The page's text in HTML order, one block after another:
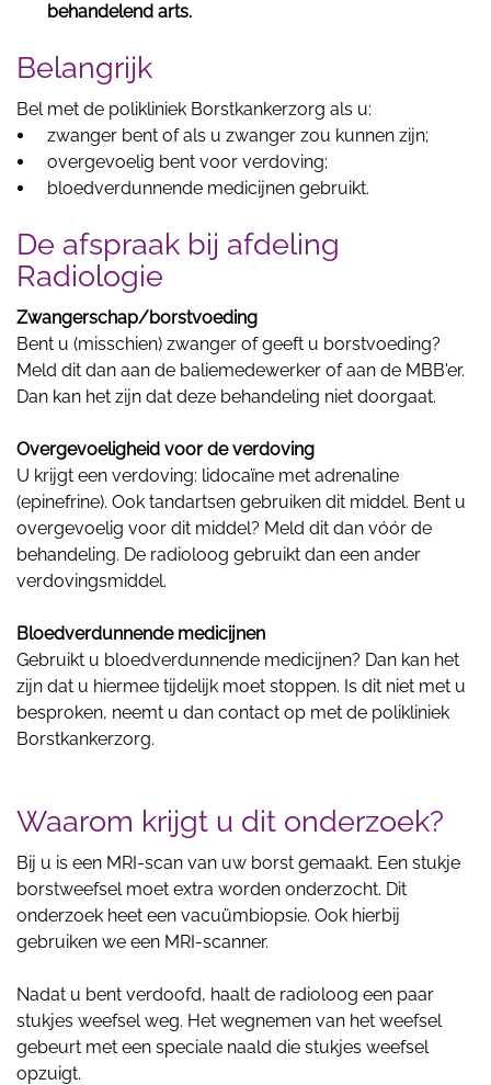
behandelend arts.
Belangrijk
Bel met de polikliniek Borstkankerzorg als u:
zwanger bent of als u zwanger zou kunnen zijn;
overgevoelig bent voor verdoving;
bloedverdunnende medicijnen gebruikt.
De afspraak bij afdeling
Radiologie
Zwangerschap/borstvoeding
Bent u (misschien) zwanger of geeft u borstvoeding?
Meld dit dan aan de baliemedewerker of aan de MBB'er.
Dan kan het zijn dat deze behandeling niet doorgaat.
Overgevoeligheid voor de verdoving
U krijgt een verdoving: lidocaïne met adrenaline
(epinefrine). Ook tandartsen gebruiken dit middel. Bent u
overgevoelig voor dit middel? Meld dit dan vóór de
behandeling. De radioloog gebruikt dan een ander
verdovingsmiddel.
Bloedverdunnende medicijnen
Gebruikt u bloedverdunnende medicijnen? Dan kan het
zijn dat u hiermee tijdelijk moet stoppen. Is dit niet met u
besproken, neemt u dan contact op met de polikliniek
Borstkankerzorg.
Waarom krijgt u dit onderzoek?
Bij u is een MRI-scan van uw borst gemaakt. Een stukje
borstweefsel moet extra worden onderzocht. Dit
onderzoek heet een vacuümbiopsie. Ook hierbij
gebruiken we een MRI-scanner.
Nadat u bent verdoofd, haalt de radioloog een paar
stukjes weefsel weg. Het wegnemen van het weefsel
gebeurt met een speciale naald die stukjes weefsel
opzuigt.